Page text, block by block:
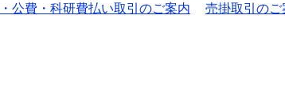
公費・科研費払い取引のご案内 売掛取引のご